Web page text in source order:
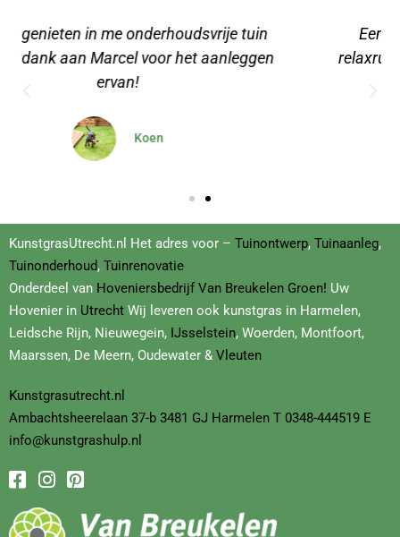
Een stuk kunstgras besteld voor onze
relaxruimte op kantoor, erg makkelijk aan te
leggen met de video's
KunstgrasUtrecht.nl Het adres voor – Tuinontwerp, Tuinaanleg,
Tuinonderhoud, Tuinrenovatie
Onderdeel van Hoveniersbedrijf Van Breukelen Groen! Uw
Hovenier in Utrecht Wij leveren ook kunstgras in Harmelen,
Leidsche Rijn, Nieuwegein, IJsselstein, Woerden, Montfoort,
Maarssen, De Meern, Oudewater & Vleuten
Kunstgrasutrecht.nl
Ambachtsheerelaan 37-b 3481 GJ Harmelen T 0348-444519 E
info@kunstgrashulp.nl